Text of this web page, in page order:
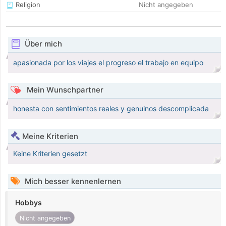
Religion
Nicht angegeben
Über mich
apasionada por los viajes el progreso el trabajo en equipo
Mein Wunschpartner
honesta con sentimientos reales y genuinos descomplicada
Meine Kriterien
Keine Kriterien gesetzt
Mich besser kennenlernen
Hobbys
Nicht angegeben